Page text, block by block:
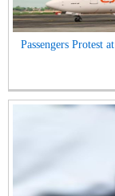
Passengers Protest